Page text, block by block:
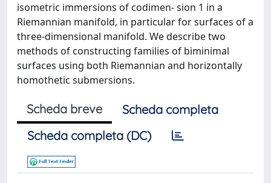
isometric immersions of codimen- sion 1 in a
Riemannian manifold, in particular for surfaces of a
three-dimensional manifold. We describe two
methods of constructing families of biminimal
surfaces using both Riemannian and horizontally
homothetic submersions.
Scheda breve
Scheda completa
Scheda completa (DC)